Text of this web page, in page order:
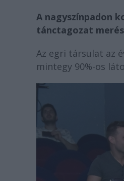
A nagyszínpadon
tánctagozat
Az egri társulat az
mintegy 90%-os